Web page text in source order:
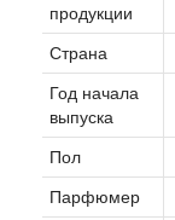
продукции
Страна
Год начала
выпуска
Пол
Парфюмер